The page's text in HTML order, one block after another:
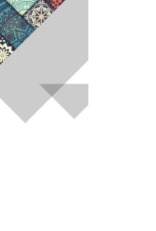
您需要取消訂單，請聯
為有效，需透過AFTEE
頁面顯示為準，若有關於
請聯繫「AFTEE先享後
support/home
先享後付」服務完成之
並將交易相關給付款項請
護人之同意方可使用
損失，本公司不負相關責
號之用戶狀況，依本公司
之情形，本公司將視審查
。若發現惡意使用之情
使用額度並採取法律行